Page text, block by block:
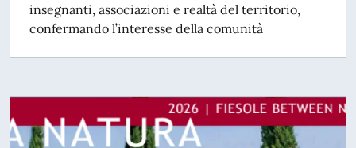
insegnanti, associazioni e realtà del territorio,
confermando l’interesse della comunità